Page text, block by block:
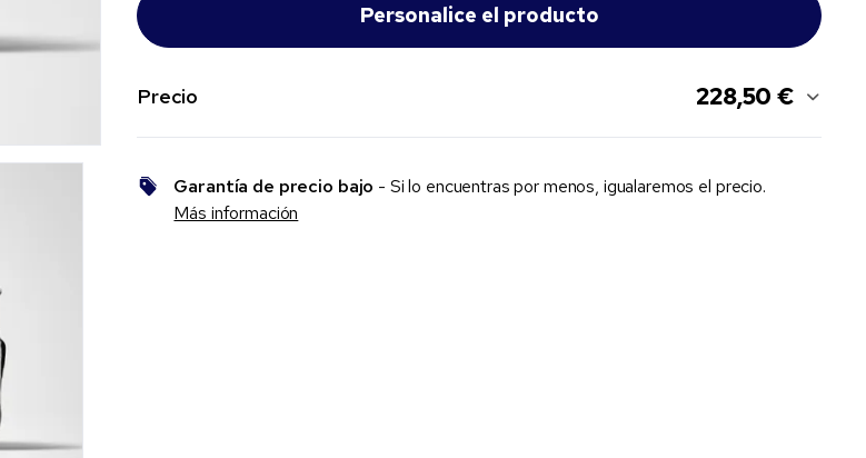
Precio 228,50 €
Garantía de precio bajo - Si lo encuentras por menos, igualaremos el precio.
Más información